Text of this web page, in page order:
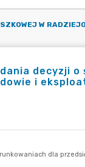
W
decyzji o
i